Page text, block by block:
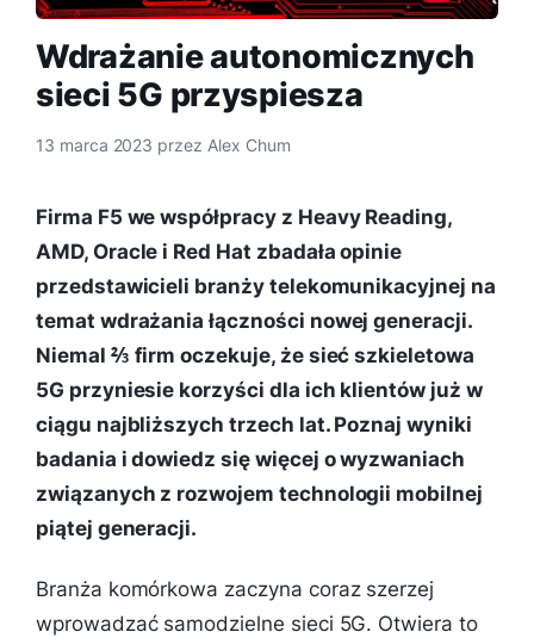
Wdrażanie autonomicznych
sieci 5G przyspiesza
13 marca 2023 przez Alex Chum
Firma F5 we współpracy z Heavy Reading,
AMD, Oracle i Red Hat zbadała opinie
przedstawicieli branży telekomunikacyjnej na
temat wdrażania łączności nowej generacji.
Niemal ⅔ firm oczekuje, że sieć szkieletowa
5G przyniesie korzyści dla ich klientów już w
ciągu najbliższych trzech lat. Poznaj wyniki
badania i dowiedz się więcej o wyzwaniach
związanych z rozwojem technologii mobilnej
piątej generacji.
Branża komórkowa zaczyna coraz szerzej
wprowadzać samodzielne sieci 5G. Otwiera to